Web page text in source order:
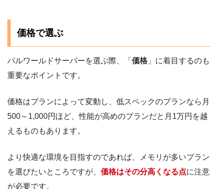
価格で選ぶ
パルワールドサーバーを選ぶ際、「 価格 」に着目するのも
重要なポイントです。
価格はプランによって変動し、低スペックのプランなら月
500～1,000円ほど、性能が高めのプランだと月1万円を越
えるものもあります。
より快適な環境を目指すのであれば、メモリが多いプラン
を選びたいところですが、 価格はその分高くなる点に注意
が必要です。